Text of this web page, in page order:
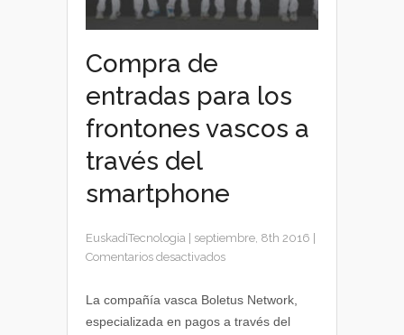
Compra de
entradas para los
frontones vascos a
través del
smartphone
EuskadiTecnologia septiembre, 8th 2016
Comentarios desactivadosen
de
La compañía vasca Boletus Network,
especializada en pagos a través del